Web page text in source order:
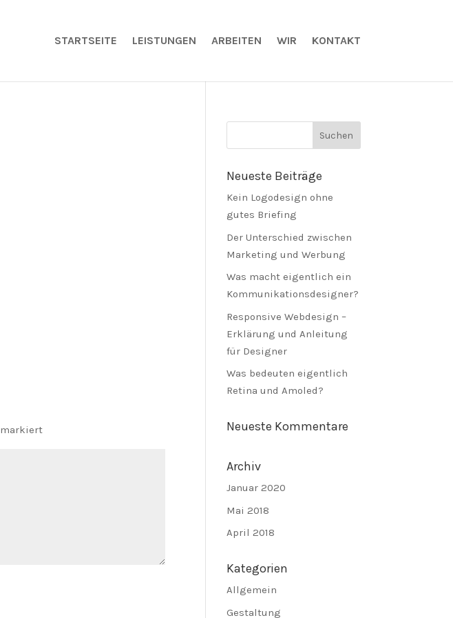
STARTSEITE LEISTUNGEN ARBEITEN WIR KONTAKT
markiert
Neueste Beiträge
Kein Logodesign ohne
gutes Briefing
Der Unterschied zwischen
Marketing und Werbung
Was macht eigentlich ein
Kommunikationsdesigner?
Responsive Webdesign –
Erklärung und Anleitung
für Designer
Was bedeuten eigentlich
Retina und Amoled?
Neueste Kommentare
Archiv
Januar 2020
Mai 2018
April 2018
Kategorien
Allgemein
Gestaltung